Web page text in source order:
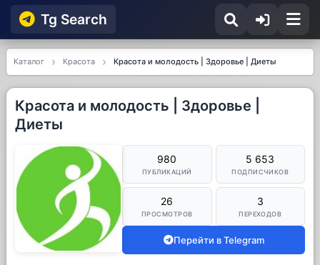
Tg Searсh
Каталог Красота Красота и молодость | Здоровье | Диеты
Красота и молодость | Здоровье |
Диеты
980
ПУБЛИКАЦИЙ
5 653
ПОДПИСЧИКОВ
26
ПРОСМОТРОВ
3
ПЕРЕХОДОВ
Перейти в Telegram